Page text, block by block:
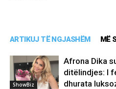
ARTIKUJ TË NGJASHËM MË
ShowBiz
Afrona Dika
ditëlindjes: I
dhurata